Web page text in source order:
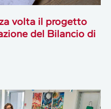
volta il progetto
del Bilancio di